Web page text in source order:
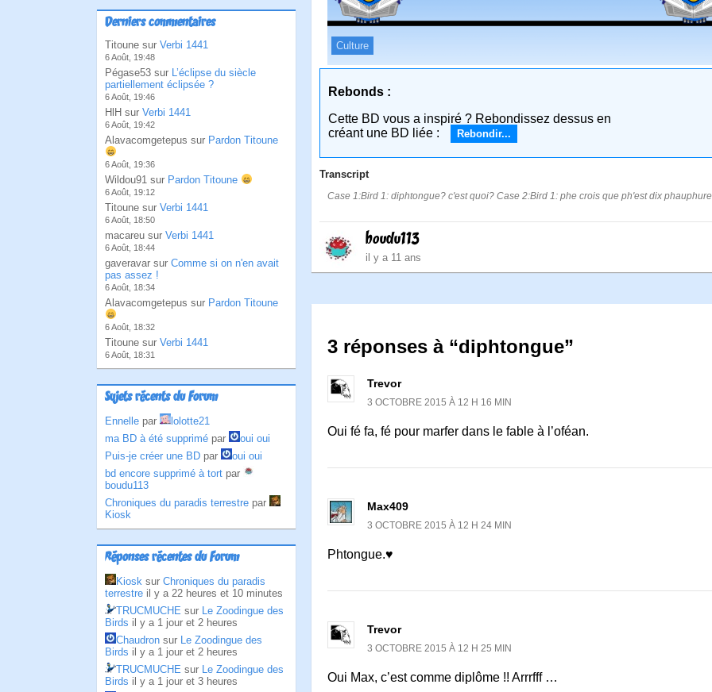
Derniers commentaires
Titoune sur Verbi 1441
6 Août, 19:48
Pégase53 sur L’éclipse du siècle
partiellement éclipsée ?
6 Août, 19:46
HlH sur Verbi 1441
6 Août, 19:42
Alavacomgetepus sur Pardon Titoune
6 Août, 19:36
Wildou91 sur Pardon Titoune
6 Août, 19:12
Titoune sur Verbi 1441
6 Août, 18:50
macareu sur Verbi 1441
6 Août, 18:44
gaveravar sur Comme si on n'en avait
pas assez !
6 Août, 18:34
Alavacomgetepus sur Pardon Titoune
6 Août, 18:32
Titoune sur Verbi 1441
6 Août, 18:31
Sujets récents du Forum
Ennelle par
lolotte21
ma BD à été supprimé par
oui oui
Puis-je créer une BD par
oui oui
bd encore supprimé à tort par
boudu113
Chroniques du paradis terrestre par
Kiosk
Réponses récentes du Forum
Kiosk sur Chroniques du paradis
terrestre il y a 22 heures et 10 minutes
TRUCMUCHE sur Le Zoodingue des
Birds il y a 1 jour et 2 heures
Chaudron sur Le Zoodingue des
Birds il y a 1 jour et 2 heures
TRUCMUCHE sur Le Zoodingue des
Birds il y a 1 jour et 3 heures
Culture
Rebonds :
Cette BD vous a inspiré ? Rebondissez dessus en
créant une BD liée :
Rebondir...
Transcript
Case 1:Bird 1: diphtongue? c'est quoi? Case 2:Bird 1: phe crois que ph'est dix
boudu113
il y a 11 ans
3 réponses à “diphtongue”
Trevor
3 OCTOBRE 2015 À 12 H 16 MIN
Oui fé fa, fé pour marfer dans le fable à l’oféan.
Max409
3 OCTOBRE 2015 À 12 H 24 MIN
Phtongue.♥
Trevor
3 OCTOBRE 2015 À 12 H 25 MIN
Oui Max, c’est comme diplôme !! Arrrfff …